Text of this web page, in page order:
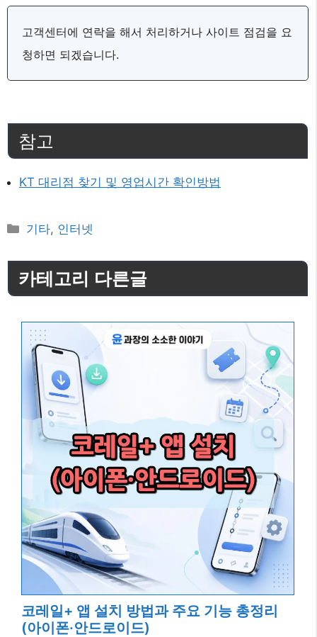
고객센터에 연락을 해서 처리하거나 사이트 점검을 요
청하면 되겠습니다.
참고
KT 대리점 찾기 및 영업시간 확인방법
카
고
리
기타, 인터넷
카테고리 다른글
코레일+ 앱 설치 방법과 주요 기능 총정리
(아이폰·안드로이드)